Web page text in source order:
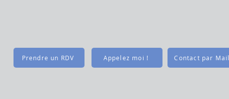
Prendre un RDV Appelez moi ! Contact par Mail